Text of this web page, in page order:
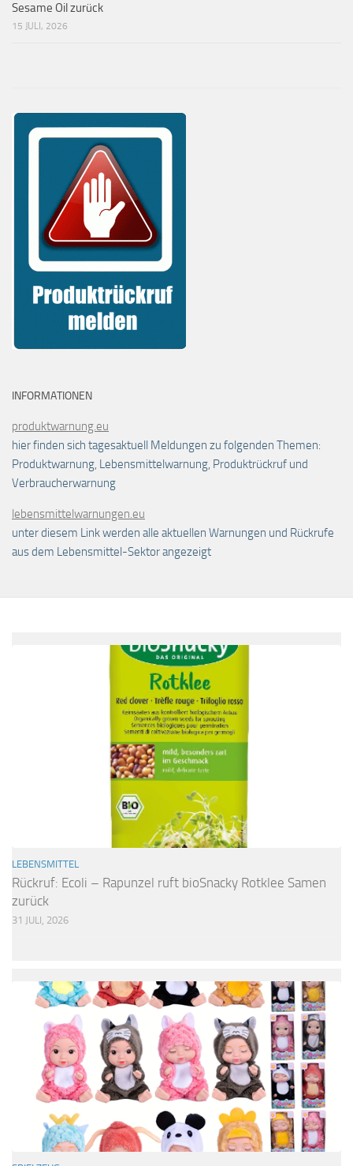
Sesame Oil zurück
15 JULI, 2026
INFORMATIONEN
produktwarnung.eu
hier finden sich tagesaktuell Meldungen zu folgenden Themen:
Produktwarnung, Lebensmittelwarnung, Produktrückruf und
Verbraucherwarnung
lebensmittelwarnungen.eu
unter diesem Link werden alle aktuellen Warnungen und Rückrufe
aus dem Lebensmittel-Sektor angezeigt
LEBENSMITTEL
Rückruf: Ecoli – Rapunzel ruft bioSnacky Rotklee Samen
zurück
31 JULI, 2026